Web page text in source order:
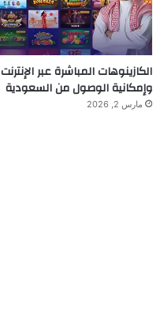
الكازينوهات المباشرة عبر الإنترنت
وإمكانية الوصول من السعودية
مارس 2, 2026